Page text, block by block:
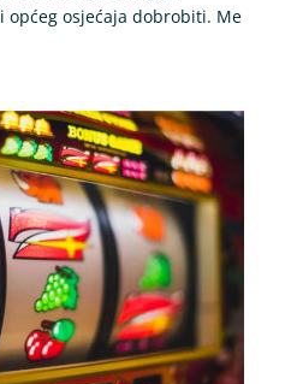
općeg osjećaja dobrobiti. Me